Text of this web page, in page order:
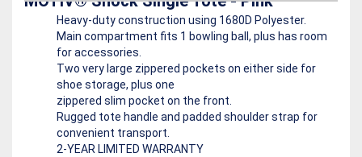
Heavy-duty construction using 1680D Polyester.
Main compartment fits 1 bowling ball, plus has room
for accessories.
Two very large zippered pockets on either side for
shoe storage, plus one
zippered slim pocket on the front.
Rugged tote handle and padded shoulder strap for
convenient transport.
2-YEAR LIMITED WARRANTY